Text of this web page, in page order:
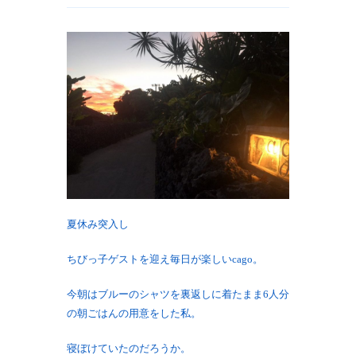
夏休み突入し
ちびっ子ゲストを迎え毎日が楽しいcago。
今朝はブルーのシャツを裏返しに着たまま6人分
の朝ごはんの用意をした私。
寝ぼけていたのだろうか。